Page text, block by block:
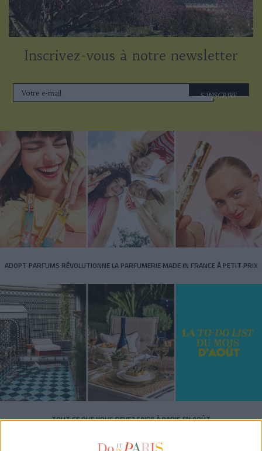
Inscrivez-vous à notre newsletter
S'INSCRIRE
ADOPT PARFUMS RÉVOLUTIONNE LA PARFUMERIE MADE IN FRANCE À PETIT PRIX
TOUT CE QUE VOUS DEVEZ FAIRE À PARIS EN AOÛT